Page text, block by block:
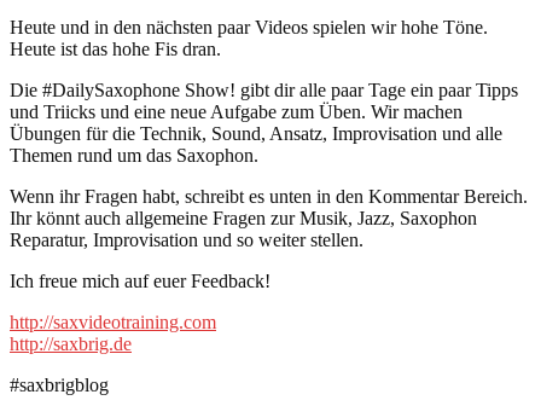
Heute und in den nächsten paar Videos spielen wir hohe Töne.
Heute ist das hohe Fis dran.
Die #DailySaxophone Show! gibt dir alle paar Tage ein paar Tipps
und Triicks und eine neue Aufgabe zum Üben. Wir machen
Übungen für die Technik, Sound, Ansatz, Improvisation und alle
Themen rund um das Saxophon.
Wenn ihr Fragen habt, schreibt es unten in den Kommentar Bereich.
Ihr könnt auch allgemeine Fragen zur Musik, Jazz, Saxophon
Reparatur, Improvisation und so weiter stellen.
Ich freue mich auf euer Feedback!
http://saxvideotraining.com
http://saxbrig.de
#saxbrigblog